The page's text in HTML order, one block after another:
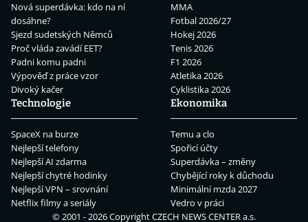
Nová superdávka: kdo na ní
dosáhne?
Sjezd sudetských Němců
Proč vláda zavádí EET?
Padni komu padni
Výpověď z práce vzor
Divoký kačer
MMA
Fotbal 2026/27
Hokej 2026
Tenis 2026
F1 2026
Atletika 2026
Cyklistika 2026
Technologie
SpaceX na burze
Nejlepší telefony
Nejlepší AI zdarma
Nejlepší chytré hodinky
Nejlepší VPN – srovnání
Netflix filmy a seriály
Ekonomika
Temu a clo
Spořicí účty
Superdávka – změny
Chybějící roky k důchodu
Minimální mzda 2027
Vedro v práci
© 2001 - 2026 CopyrightCZECH NEWS CENTER a.s.